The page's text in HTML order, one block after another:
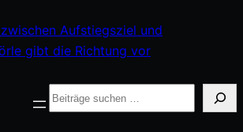
Aufstiegsziel und
gibt die Richtung vor
Suche